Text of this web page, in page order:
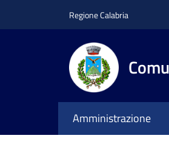
Regione Calabria
Amministrazione